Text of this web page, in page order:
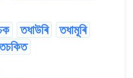
তধাউৰি
তধামূৰি